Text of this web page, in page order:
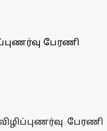
பேரணி
பேரணி